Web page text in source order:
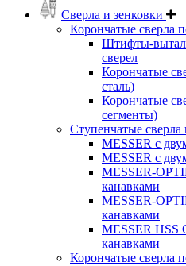
Сверла и зенковки
Корончатые сверла
Штифты-
сверел
Корончатые
сталь)
Корончатые
сегменты)
Ступенчатые сверла
MESSER с
MESSER с
MESSER-
канавками
MESSER-
канавками
MESSER HSS
канавками
Корончатые сверла